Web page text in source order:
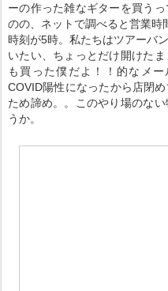
ーの作った雑なギターを買う
のの、ネットで調べると営業時
時刻が5時。私たちはツアーバ
いたい、ちょっとだけ開けた
も買った僕だよ！！的なメ
COVID陽性になったから店閉
ため諦め。。このやり場のな
うか。